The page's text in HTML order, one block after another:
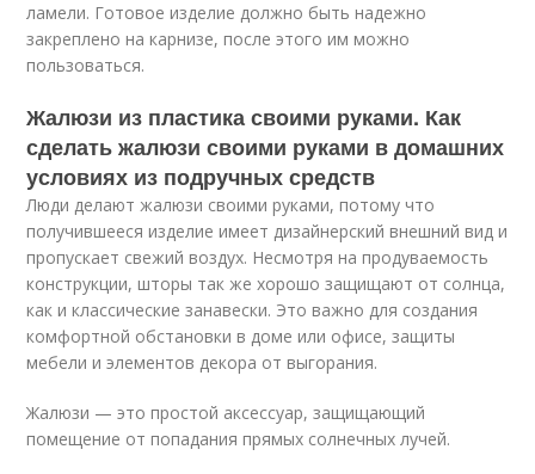
ламели. Готовое изделие должно быть надежно
закреплено на карнизе, после этого им можно
пользоваться.
Жалюзи из пластика своими руками. Как
сделать жалюзи своими руками в домашних
условиях из подручных средств
Люди делают жалюзи своими руками, потому что
получившееся изделие имеет дизайнерский внешний вид и
пропускает свежий воздух. Несмотря на продуваемость
конструкции, шторы так же хорошо защищают от солнца,
как и классические занавески. Это важно для создания
комфортной обстановки в доме или офисе, защиты
мебели и элементов декора от выгорания.
Жалюзи — это простой аксессуар, защищающий
помещение от попадания прямых солнечных лучей.